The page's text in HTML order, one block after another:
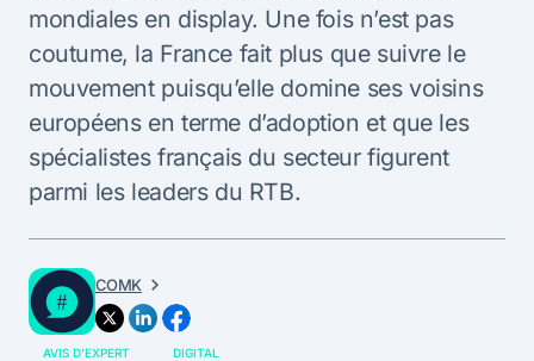
mondiales en display. Une fois n’est pas
coutume, la France fait plus que suivre le
mouvement puisqu’elle domine ses voisins
européens en terme d’adoption et que les
spécialistes français du secteur figurent
parmi les leaders du RTB.
COMK
AVIS D'EXPERT DIGITAL